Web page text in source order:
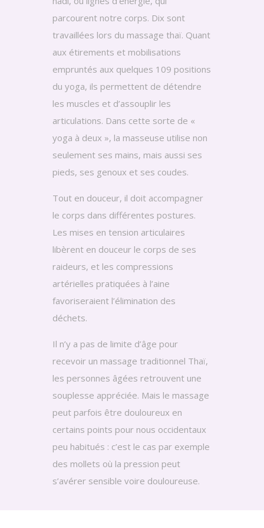
parcourent notre corps. Dix sont
travaillées lors du massage thaï. Quant
aux étirements et mobilisations
empruntés aux quelques 109 positions
du yoga, ils permettent de détendre
les muscles et d’assouplir les
articulations. Dans cette sorte de «
yoga à deux », la masseuse utilise non
seulement ses mains, mais aussi ses
pieds, ses genoux et ses coudes.
Tout en douceur, il doit accompagner
le corps dans différentes postures.
Les mises en tension articulaires
libèrent en douceur le corps de ses
raideurs, et les compressions
artérielles pratiquées à l’aine
favoriseraient l’élimination des
déchets.
Il n’y a pas de limite d’âge pour
recevoir un massage traditionnel Thaï,
les personnes âgées retrouvent une
souplesse appréciée. Mais le massage
peut parfois être douloureux en
certains points pour nous occidentaux
peu habitués : c’est le cas par exemple
des mollets où la pression peut
s’avérer sensible voire douloureuse.